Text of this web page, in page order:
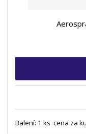
Balení: 1 ks cena za